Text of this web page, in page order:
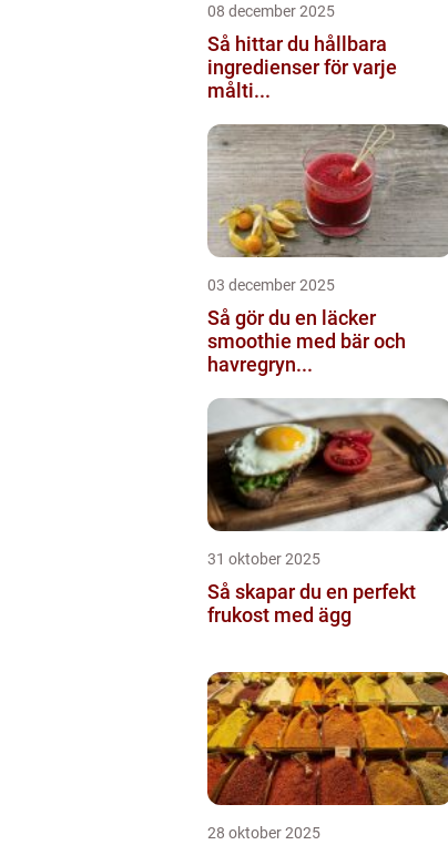
08 december 2025
Så hittar du hållbara
ingredienser för varje
målti...
03 december 2025
Så gör du en läcker
smoothie med bär och
havregryn...
31 oktober 2025
Så skapar du en perfekt
frukost med ägg
28 oktober 2025